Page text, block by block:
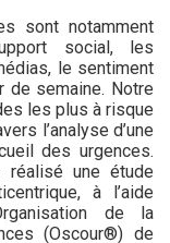
sont notamment
social, les
le sentiment
de semaine. Notre
les plus à risque
l’analyse d’une
des urgences.
réalisé une étude
à l’aide
de la
(Oscour®) de